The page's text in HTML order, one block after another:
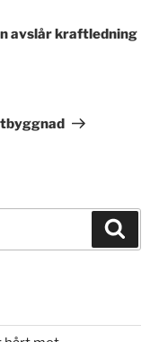
avslår kraftledning